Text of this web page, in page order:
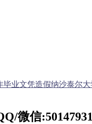
毕业文凭造假纳沙泰尔
微信